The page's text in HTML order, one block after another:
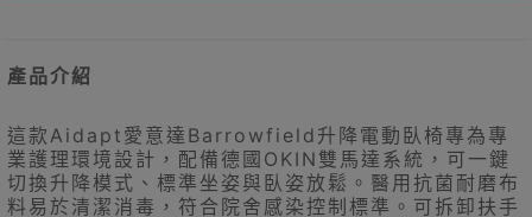
產品介紹
這款Aidapt愛意達Barrowfield升降電動臥椅專為專
業護理環境設計，配備德國OKIN雙馬達系統，可一鍵
切換升降模式、標準坐姿與臥姿放鬆。醫用抗菌耐磨布
料易於清潔消毒，符合院舍感染控制標準。可拆卸扶手